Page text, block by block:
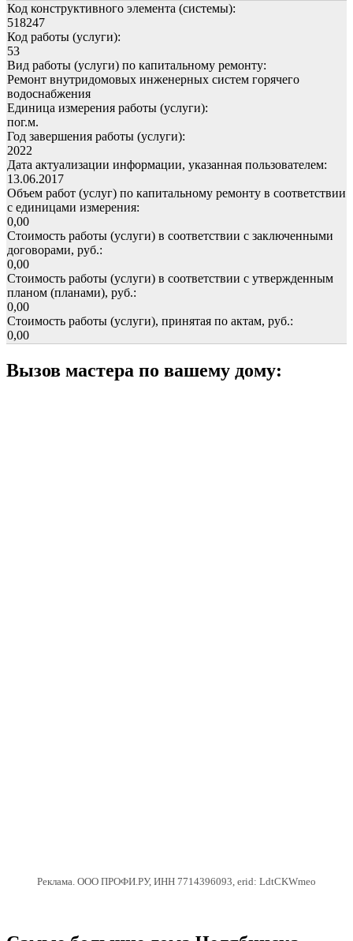
Код конструктивного элемента (системы):
518247
Код работы (услуги):
53
Вид работы (услуги) по капитальному ремонту:
Ремонт внутридомовых инженерных систем горячего
водоснабжения
Единица измерения работы (услуги):
пог.м.
Год завершения работы (услуги):
2022
Дата актуализации информации, указанная пользователем:
13.06.2017
Объем работ (услуг) по капитальному ремонту в соответствии
с единицами измерения:
0,00
Стоимость работы (услуги) в соответствии с заключенными
договорами, руб.:
0,00
Стоимость работы (услуги) в соответствии с утвержденным
планом (планами), руб.:
0,00
Стоимость работы (услуги), принятая по актам, руб.:
0,00
Вызов мастера по вашему дому:
Реклама. ООО ПРОФИ.РУ, ИНН 7714396093, erid: LdtCKWmeo